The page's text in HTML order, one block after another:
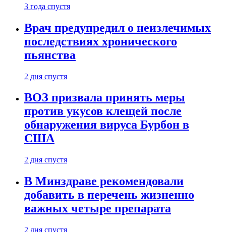
3 года спустя
Врач предупредил о неизлечимых
последствиях хронического
пьянства
2 дня спустя
ВОЗ призвала принять меры
против укусов клещей после
обнаружения вируса Бурбон в
США
2 дня спустя
В Минздраве рекомендовали
добавить в перечень жизненно
важных четыре препарата
2 дня спустя